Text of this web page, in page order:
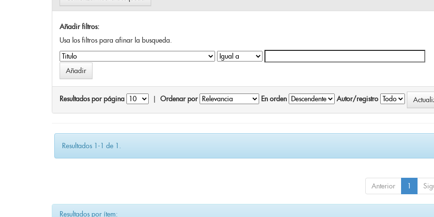
Añadir filtros:
Usa los filtros para afinar la busqueda.
Resultados por página Ordenar por En orden Autor/registro
Resultados 1-1 de 1.
Anterior 1
Resultados por ítem: